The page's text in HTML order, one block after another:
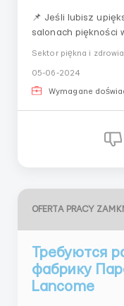
📌 Jeśli lubisz
salonach piękności
Arabskich,
Czekamy na
👀 Mistrzem
Stylistą-kolorystą /
Sektor piękna i zdrowia
05-06-2024
Wymagane
OFERTA PRACY
Требуются
фабрику
Lancome